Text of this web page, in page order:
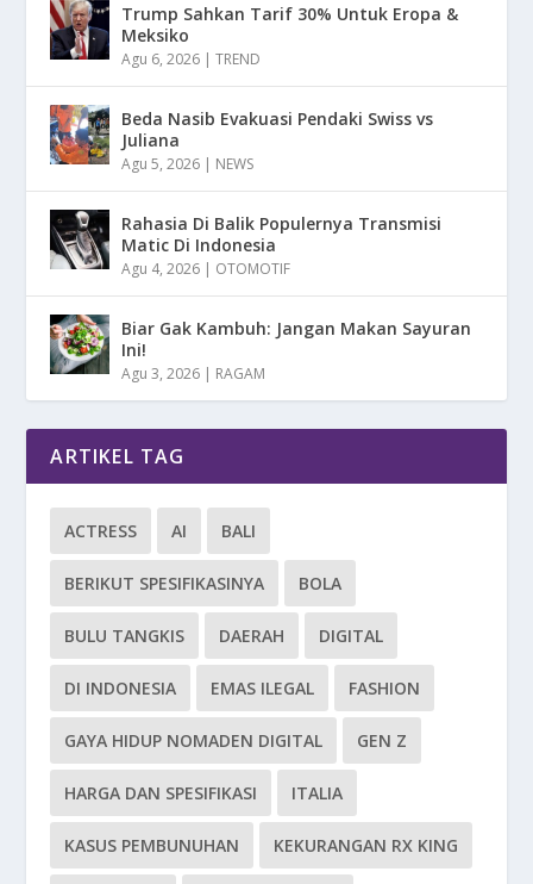
Trump Sahkan Tarif 30% Untuk Eropa &
Meksiko
Agu 6, 2026 |TREND
Beda Nasib Evakuasi Pendaki Swiss vs
Juliana
Agu 5, 2026 | NEWS
Rahasia Di Balik Populernya Transmisi
Matic Di Indonesia
Agu 4, 2026 | OTOMOTIF
Biar Gak Kambuh: Jangan Makan Sayuran
Ini!
Agu 3, 2026 | RAGAM
ARTIKEL TAG
ACTRESS AI BALI
BERIKUT SPESIFIKASINYA BOLA
BULU TANGKIS DAERAH DIGITAL
DI INDONESIA EMAS ILEGAL FASHION
GAYA HIDUP NOMADEN DIGITAL GEN Z
HARGA DAN SPESIFIKASI ITALIA
KASUS PEMBUNUHAN KEKURANGAN RX KING